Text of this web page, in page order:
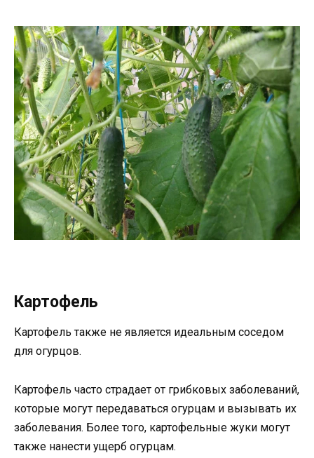
Картофель
Картофель также не является идеальным соседом
для огурцов.
Картофель часто страдает от грибковых заболеваний,
которые могут передаваться огурцам и вызывать их
заболевания. Более того, картофельные жуки могут
также нанести ущерб огурцам.